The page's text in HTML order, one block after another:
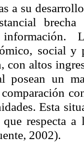
a su
información.
social y
con altos
posean un
Esta
respecta a
2002).